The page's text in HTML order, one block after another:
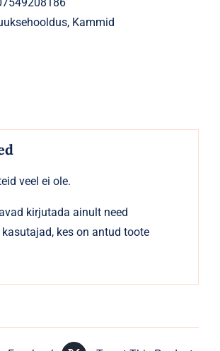
, Kammid
veel ei ole.
kirjutada ainult need
kes on antud toote